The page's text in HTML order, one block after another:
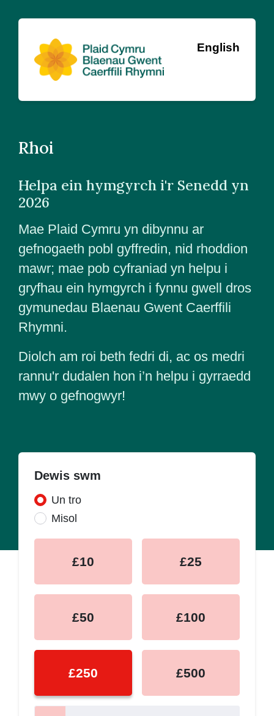
English
Rhoi
Helpa ein hymgyrch i'r Senedd yn
2026
Mae Plaid Cymru yn dibynnu ar
gefnogaeth pobl gyffredin, nid rhoddion
mawr; mae pob cyfraniad yn helpu i
gryfhau ein hymgyrch i fynnu gwell dros
gymunedau Blaenau Gwent Caerffili
Rhymni.
Diolch am roi beth fedri di, ac os medri
rannu'r dudalen hon i’n helpu i gyrraedd
mwy o gefnogwyr!
Dewis swm
Donation frequency
Un tro
Misol
£10 £25
£50 £100
£250 £500